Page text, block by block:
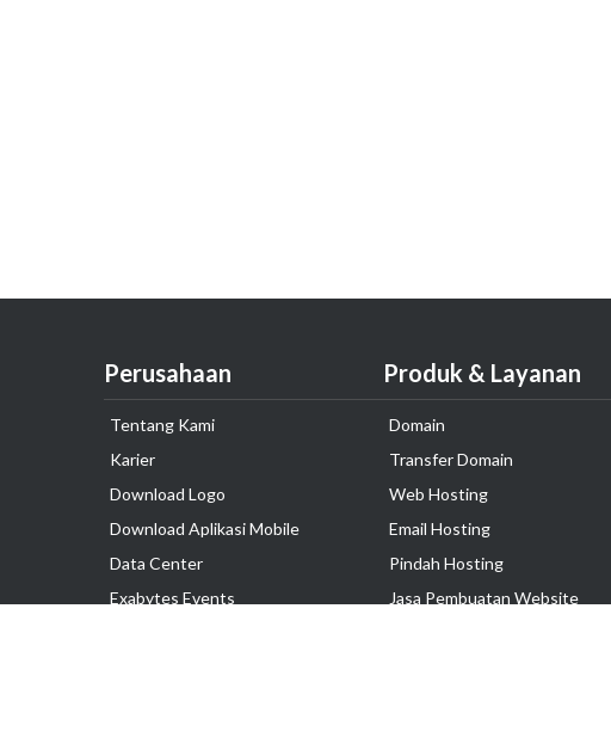
Perusahaan
Tentang Kami
Karier
Download Logo
Download Aplikasi Mobile
Data Center
Exabytes Events
Produk & Layanan
Domain
Transfer Domain
Web Hosting
Email Hosting
Pindah Hosting
Jasa Pembuatan Website